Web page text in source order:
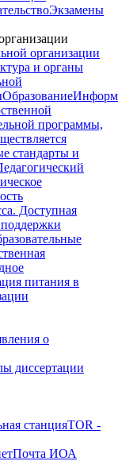
Экзамены
организации
и органы
Образование
программы,
стандарты и
Доступная
питания в
о
диссертации
станцияTOR -
Почта ИОА